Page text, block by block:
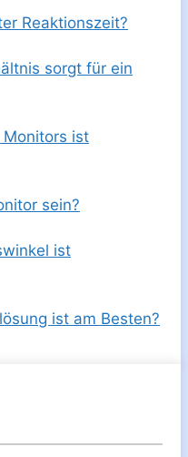
Reaktionszeit?
sorgt für ein
Monitors ist
sein?
ist
ist am Besten?